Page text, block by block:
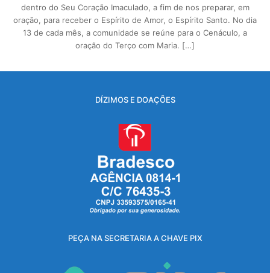
dentro do Seu Coração Imaculado, a fim de nos preparar, em
oração, para receber o Espírito de Amor, o Espírito Santo. No dia
13 de cada mês, a comunidade se reúne para o Cenáculo, a
oração do Terço com Maria. […]
DÍZIMOS E DOAÇÕES
PEÇA NA SECRETARIA A CHAVE PIX